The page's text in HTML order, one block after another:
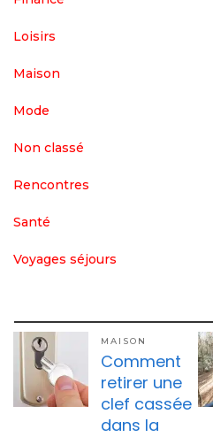
Loisirs
Maison
Mode
Non classé
Rencontres
Santé
Voyages séjours
MAISON
Comment
retirer une
clef cassée
dans la